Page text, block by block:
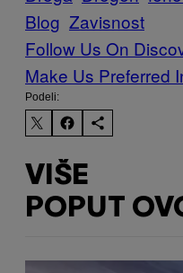
Blog Zavisnost
Follow Us On
Make Us Preferred
Podeli:
VIŠE
POPUT